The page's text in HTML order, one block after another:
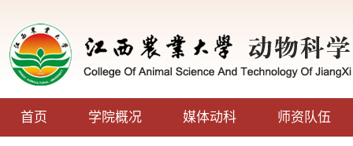
首页 学院概况 媒体动科 师资队伍